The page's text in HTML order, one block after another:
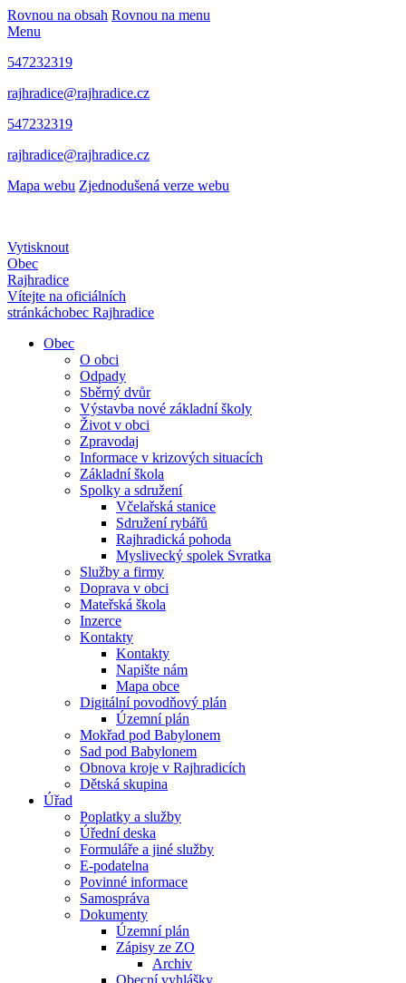
Rovnou na obsah Rovnou na menu
Menu
547232319
rajhradice@rajhradice.cz
547232319
rajhradice@rajhradice.cz
Mapa webu Zjednodušená verze webu
Vytisknout
Obec
Rajhradice
Vítejte na oficiálních
stránkáchobec Rajhradice
Obec
O obci
Odpady
Sběrný dvůr
Výstavba nové základní školy
Život v obci
Zpravodaj
Informace v krizových situacích
Základní škola
Spolky a sdružení
Včelařská stanice
Sdružení rybářů
Rajhradická pohoda
Myslivecký spolek Svratka
Služby a firmy
Doprava v obci
Mateřská škola
Inzerce
Kontakty
Kontakty
Napište nám
Mapa obce
Digitální povodňový plán
Územní plán
Mokřad pod Babylonem
Sad pod Babylonem
Obnova kroje v Rajhradicích
Dětská skupina
Úřad
Poplatky a služby
Úřední deska
Formuláře a jiné služby
E-podatelna
Povinné informace
Samospráva
Dokumenty
Územní plán
Zápisy ze ZO
Archiv
Obecní vyhlášky